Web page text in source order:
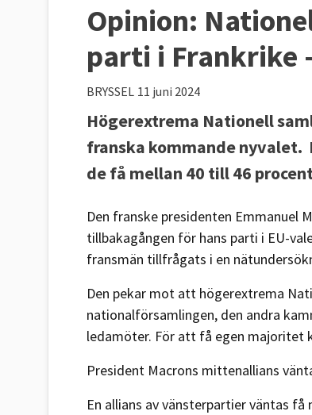
Opinion:
parti i Frankrike
BRYSSEL 11 juni 2024
Högerextrema Nationell
franska kommande nyvalet.
de få mellan 40 till 46
Den franske presidenten Emmanuel
tillbakagången för hans parti i EU-
fransmän tillfrågats i en
Den pekar mot att högerextrema
nationalförsamlingen, den andra
ledamöter. För att få egen majoritet
President Macrons mittenallians
En allians av vänsterpartier väntas